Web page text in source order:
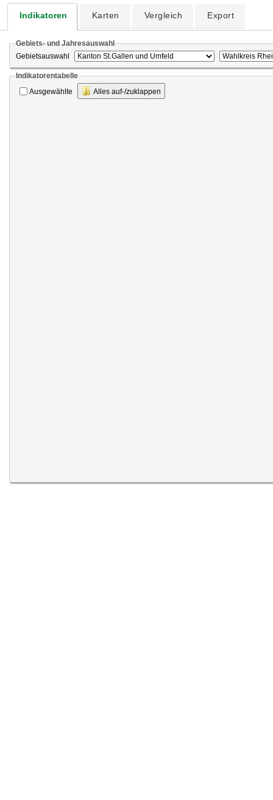
Indikatoren Karten Vergleich Export
Gebiets- und Jahresauswahl
Gebietsauswahl
Indikatorentabelle
Ausgewählte
Alles auf-/zuklappen